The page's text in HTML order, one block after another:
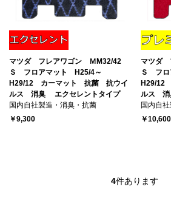
マツダ フレアワゴン ＭM32/42
Ｓ フロアマット H25/4～
H29/12 カーマット 抗菌 抗ウイ
ルス 消臭 エクセレントタイプ
国内自社製造・消臭・抗菌
￥9,300
マツダ
Ｓ フロ
H29/12
ルス 消
国内自
￥10,600
4件あります